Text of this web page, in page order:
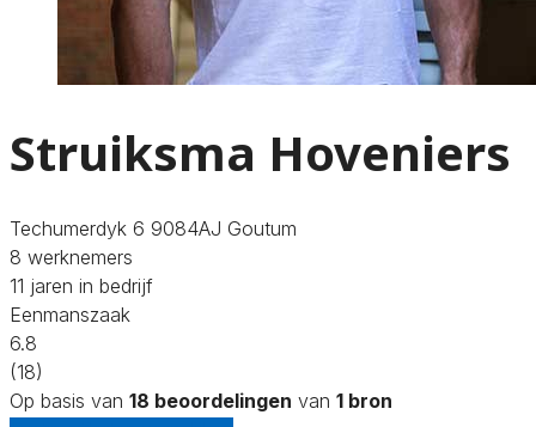
Struiksma Hoveniers
Techumerdyk 6 9084AJ Goutum
8 werknemers
11 jaren in bedrijf
Eenmanszaak
6.8
(18)
Op basis van 18 beoordelingen van 1 bron